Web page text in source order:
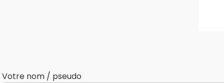
Votre nom / pseudo